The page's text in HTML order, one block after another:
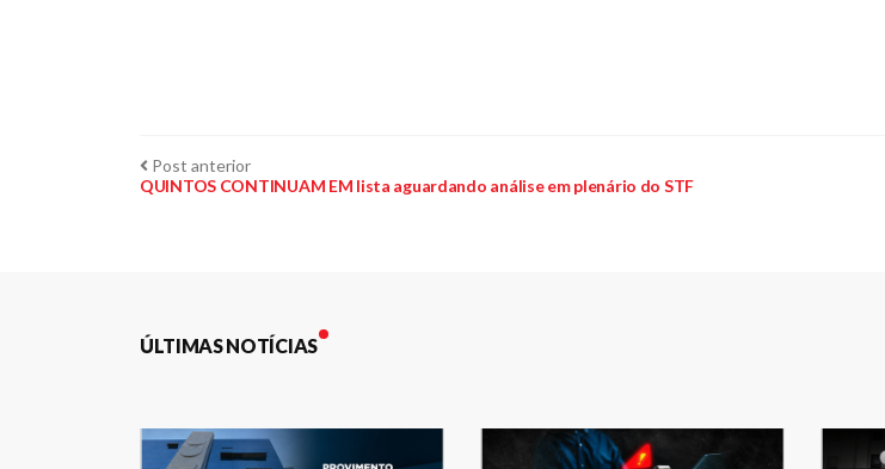
Navegação
Post anteriorPost
anterior:
QUINTOS CONTINUAM EM lista aguardando análise em plenário do STF
ÚLTIMAS NOTÍCIAS